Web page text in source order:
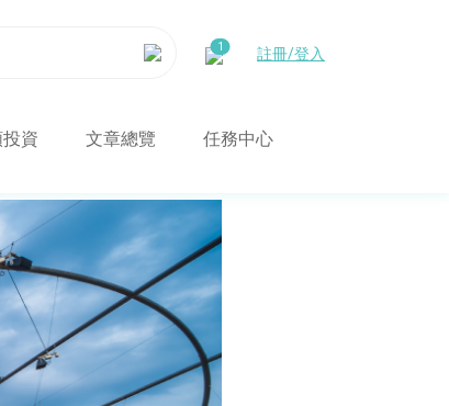
註冊/登入
資 文章總覽 任務中心